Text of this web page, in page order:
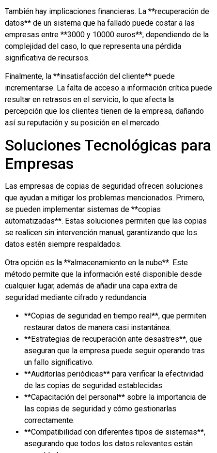
También hay implicaciones financieras. La **recuperación de
datos** de un sistema que ha fallado puede costar a las
empresas entre **3000 y 10000 euros**, dependiendo de la
complejidad del caso, lo que representa una pérdida
significativa de recursos.
Finalmente, la **insatisfacción del cliente** puede
incrementarse. La falta de acceso a información crítica puede
resultar en retrasos en el servicio, lo que afecta la
percepción que los clientes tienen de la empresa, dañando
así su reputación y su posición en el mercado.
Soluciones Tecnológicas para
Empresas
Las empresas de copias de seguridad ofrecen soluciones
que ayudan a mitigar los problemas mencionados. Primero,
se pueden implementar sistemas de **copias
automatizadas**. Estas soluciones permiten que las copias
se realicen sin intervención manual, garantizando que los
datos estén siempre respaldados.
Otra opción es la **almacenamiento en la nube**. Este
método permite que la información esté disponible desde
cualquier lugar, además de añadir una capa extra de
seguridad mediante cifrado y redundancia.
**Copias de seguridad en tiempo real**, que permiten
restaurar datos de manera casi instantánea.
**Estrategias de recuperación ante desastres**, que
aseguran que la empresa puede seguir operando tras
un fallo significativo.
**Auditorías periódicas** para verificar la efectividad
de las copias de seguridad establecidas.
**Capacitación del personal** sobre la importancia de
las copias de seguridad y cómo gestionarlas
correctamente.
**Compatibilidad con diferentes tipos de sistemas**,
asegurando que todos los datos relevantes están